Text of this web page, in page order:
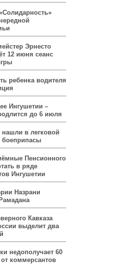
Эрнесто
12 июня сеанс
ребенка водителя
Ингушетии –
до 6 июля
нашли в легковой
боеприпасы
Пенсионного
в ряде
Ингушетии
Назрани
Кавказа
выделит два
недополучает 60
коммерсантов